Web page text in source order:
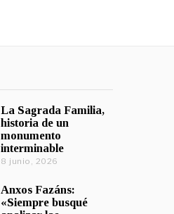
La Sagrada Familia,
historia de un
monumento
interminable
8 junio, 2026
Anxos Fazáns:
«Siempre busqué